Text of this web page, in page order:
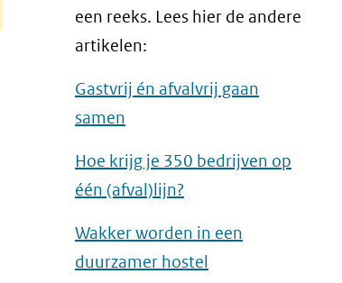
een reeks. Lees hier de andere
artikelen:
Gastvrij én afvalvrij gaan
samen
Hoe krijg je 350 bedrijven op
één (afval)lijn?
Wakker worden in een
duurzamer hostel